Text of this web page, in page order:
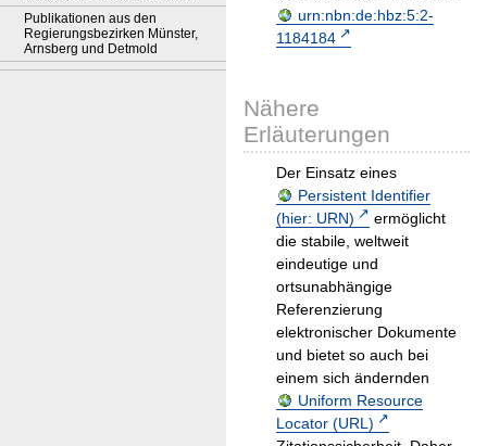
Publikationen aus den
Regierungsbezirken Münster,
Arnsberg und Detmold
urn:nbn:de:hbz:5:2-
1184184
Nähere
Erläuterungen
Der Einsatz eines
Persistent Identifier
(hier: URN)
ermöglicht
die stabile, weltweit
eindeutige und
ortsunabhängige
Referenzierung
elektronischer Dokumente
und bietet so auch bei
einem sich ändernden
Uniform Resource
Locator (URL)